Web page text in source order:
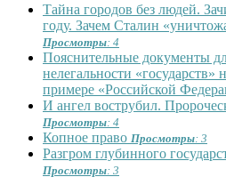
Тайна городов без людей.
году. Зачем Сталин
Просмотры: 4
Пояснительные документы
нелегальности
примере «Российской
И ангел вострубил.
Просмотры: 4
Копное право Просмотры: 3
Разгром глубинного
Просмотры: 3